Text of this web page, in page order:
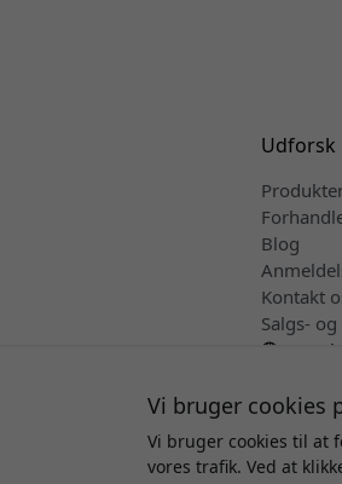
Udforsk
Blog
Kontakt
Salgs-
Dansk
Vi bruger cookies
Vi bruger cookies til at
vores trafik. Ved at